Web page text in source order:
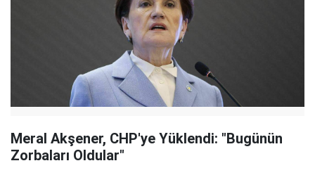
Meral Akşener, CHP'ye Yüklendi: "Bugünün
Zorbaları Oldular"